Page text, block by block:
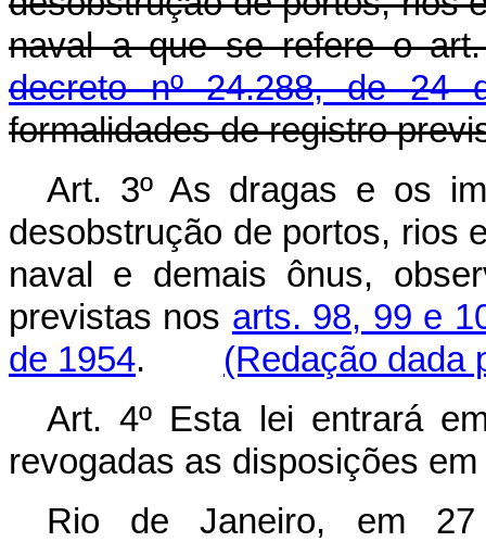
naval a que se refere o
decreto nº 24.288, de 24
formalidades de registro
Art. 3º As dragas e os
desobstrução de portos, rios
naval e demais ônus,
previstas nos arts. 98, 99 e
de 1954. (Redação dada
Art. 4º Esta lei entrará
revogadas as disposições
Rio de Janeiro, em